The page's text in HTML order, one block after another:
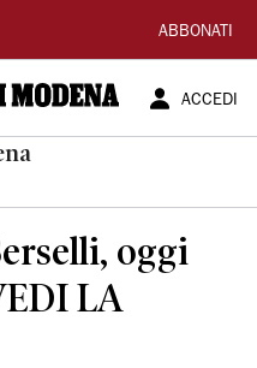
ABBONATI
ACCEDI
oggi
LA